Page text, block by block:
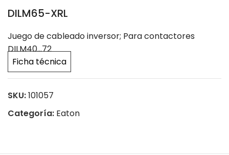
DILM65-XRL
Juego de cableado inversor; Para contactores
DILM40…72
Ficha técnica
SKU:101057
Categoría: Eaton